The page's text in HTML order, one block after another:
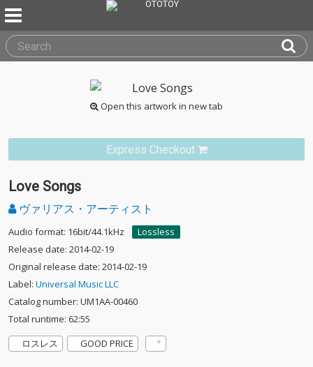
Open this artwork in new tab
Express Checkout
Love Songs
ヴァリアス・アーティスト
Audio format: 16bit/44.1kHz
Lossless
Release date: 2014-02-19
Original release date: 2014-02-19
Label: Universal Music LLC
Catalog number: UM1AA-00460
Total runtime: 62:55
ロスレス
GOOD PRICE